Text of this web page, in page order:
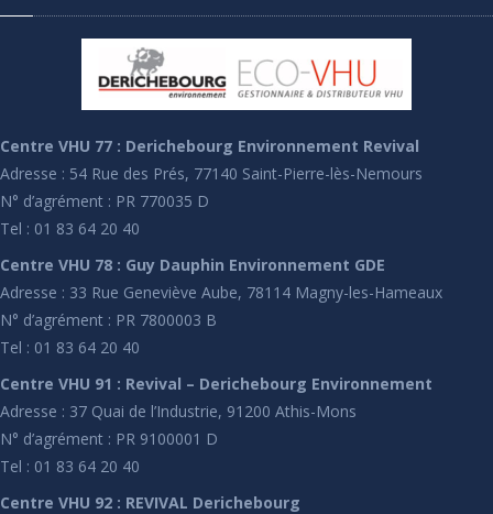
Centre VHU 77 : Derichebourg Environnement Revival
Adresse : 54 Rue des Prés, 77140 Saint-Pierre-lès-Nemours
N° d’agrément : PR 770035 D
Tel : 01 83 64 20 40
Centre VHU 78 : Guy Dauphin Environnement GDE
Adresse : 33 Rue Geneviève Aube, 78114 Magny-les-Hameaux
N° d’agrément : PR 7800003 B
Tel : 01 83 64 20 40
Centre VHU 91 : Revival – Derichebourg Environnement
Adresse : 37 Quai de l’Industrie, 91200 Athis-Mons
N° d’agrément : PR 9100001 D
Tel : 01 83 64 20 40
Centre VHU 92 : REVIVAL Derichebourg